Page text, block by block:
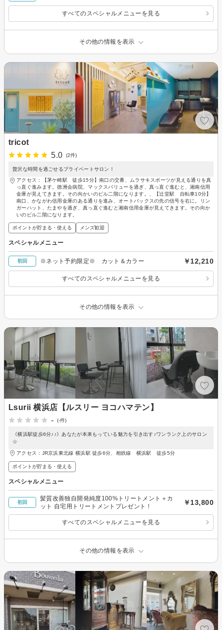
すべてのスペシャルメニューを見る
その他の情報を表示
tricot
5.0
(2件)
贅沢な時間を過ごせるプライベートサロン！
アクセス：【茅ケ崎駅 徒歩15分】南口の交番、ムラサキスポーツが見える通りを真
っ直ぐ進みます。徳洲会病院、マックスバリューを過ぎ、真っ直ぐ進むと、湘南信用
金庫が見えてきます。その向かいのビル二階になります。、【辻堂駅 自転車10分】
南口、かながわ信用金庫のある通りを進み、オートバックスの先の信号を右に。リン
ガーハット、たまやを過ぎ、真っ直ぐ進むと湘南信用金庫が見えてきます。その向か
いのビル二階になります。
ポイントが貯まる・使える メンズ歓迎
スペシャルメニュー
初回 ※ネット予約限定※ カット＆カラー ￥12,210
すべてのスペシャルメニューを見る
その他の情報を表示
Lsurii 横浜店【ルスリー ヨコハマテン】
-
(-件)
《横浜駅徒歩6分♪♪》あなたが本来もっている魅力を引き出す♪ワンランク上のサロン
☆
アクセス：JR京浜東北線 横浜駅 徒歩6分、相鉄線 横浜駅 徒歩5分
ポイントが貯まる・使える
スペシャルメニュー
初回
髪質改善独自開発純度100%トリートメント＋カ
ット 自宅用トリートメントプレゼント！
￥13,800
すべてのスペシャルメニューを見る
その他の情報を表示